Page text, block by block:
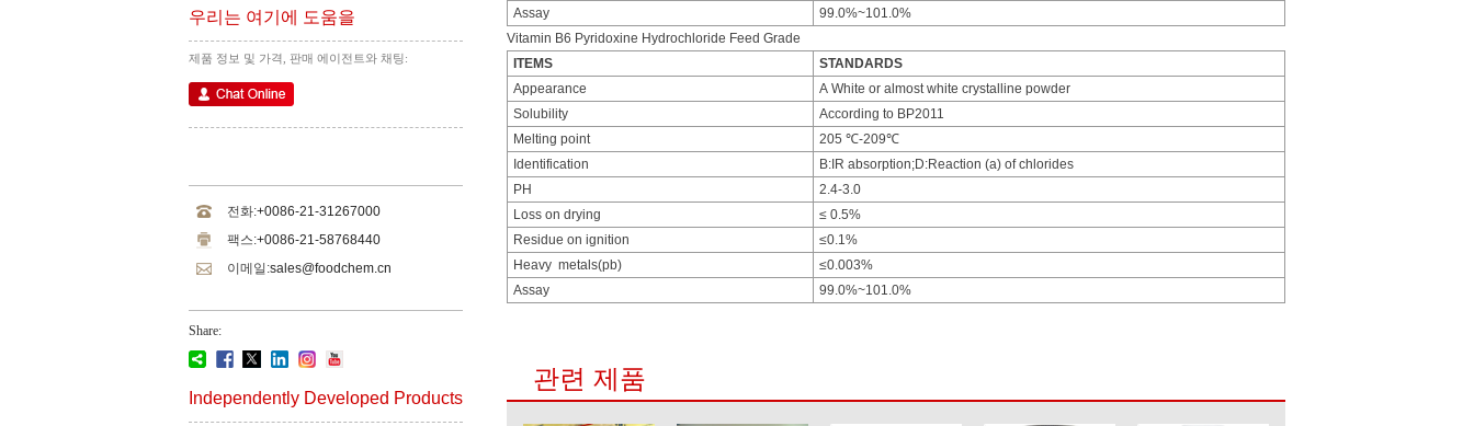
우리는 여기에 도움을
제품 정보 및 가격, 판매 에이전트와 채팅:
전화:+0086-21-31267000
팩스:+0086-21-58768440
이메일:sales@foodchem.cn
Share:
Independently Developed Products
Assay
99.0%~101.0%
Vitamin B6 Pyridoxine Hydrochloride Feed Grade
ITEMS
STANDARDS
Appearance
A White or almost white crystalline powder
Solubility
According to BP2011
Melting point
205 ℃-209℃
Identification
B:IR absorption;D:Reaction (a) of chlorides
PH
2.4-3.0
Loss on drying
≤ 0.5%
Residue on ignition
≤0.1%
Heavy metals(pb)
≤0.003%
Assay
99.0%~101.0%
관련 제품